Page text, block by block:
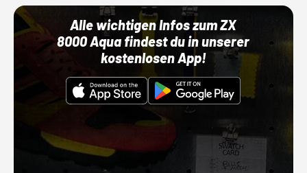
Alle wichtigen Infos zum ZX
8000 Aqua findest du in unserer
kostenlosen App!